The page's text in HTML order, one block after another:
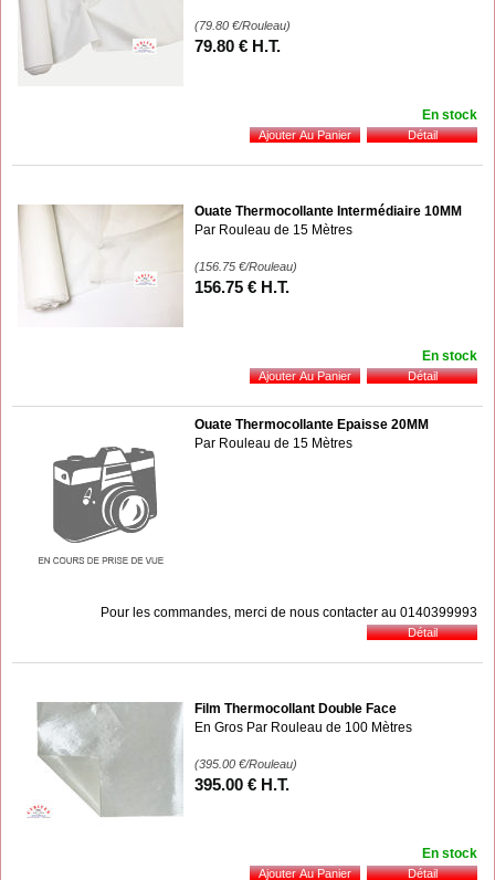
(79.80 €/Rouleau)
79.80 € H.T.
En stock
Ouate Thermocollante Intermédiaire 10MM
Par Rouleau de 15 Mètres
(156.75 €/Rouleau)
156.75 € H.T.
En stock
Ouate Thermocollante Epaisse 20MM
Par Rouleau de 15 Mètres
Pour les commandes, merci de nous contacter au 0140399993
Film Thermocollant Double Face
En Gros Par Rouleau de 100 Mètres
(395.00 €/Rouleau)
395.00 € H.T.
En stock